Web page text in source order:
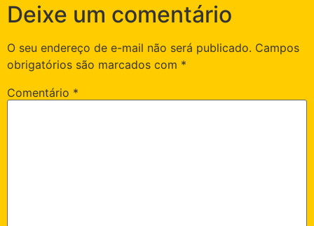
Deixe um comentário
O seu endereço de e-mail não será publicado. Campos
obrigatórios são marcados com *
Comentário *